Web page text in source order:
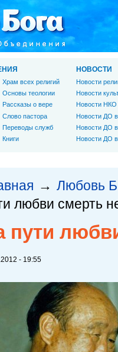
→ Любовь
любви смерть
пути
- 19:55
Храм всех религий
Основы теологии
Рассказы о вере
Слово пастора
Переводы служб
Книги
НОВОСТИ
Новости
Новости
Новости НКО
Новости ДО
Новости ДО
Новости ДО